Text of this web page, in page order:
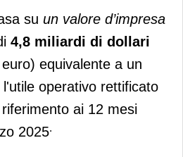
su un valore d’impresa
4,8 miliardi di dollari
equivalente a un
operativo rettificato
ai 12 mesi
2025.